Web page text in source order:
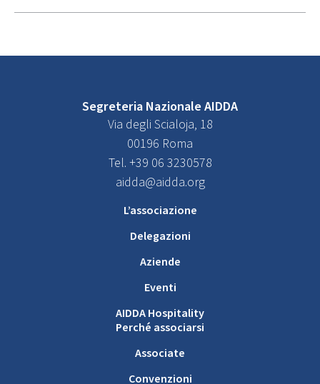
Segreteria Nazionale AIDDA
Via degli Scialoja, 18
00196 Roma
Tel. +39 06 3230578
aidda@aidda.org
L’associazione
Delegazioni
Aziende
Eventi
AIDDA Hospitality
Perché associarsi
Associate
Convenzioni